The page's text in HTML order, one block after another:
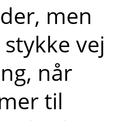
men
vej
når
til